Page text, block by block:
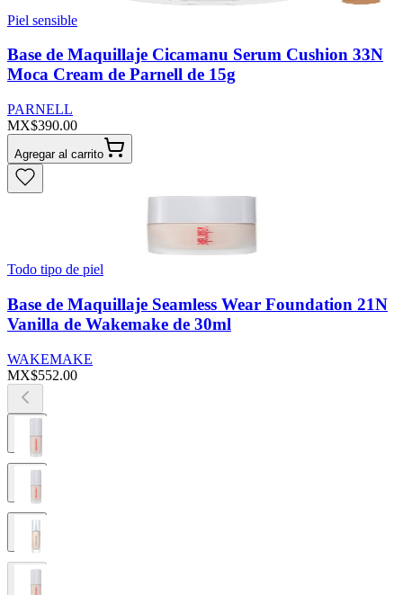
Piel sensible
Base de Maquillaje Cicamanu Serum Cushion 33N
Moca Cream de Parnell de 15g
PARNELL
MX$390.00
Agregar al carrito
Todo tipo de piel
Base de Maquillaje Seamless Wear Foundation 21N
Vanilla de Wakemake de 30ml
WAKEMAKE
MX$552.00